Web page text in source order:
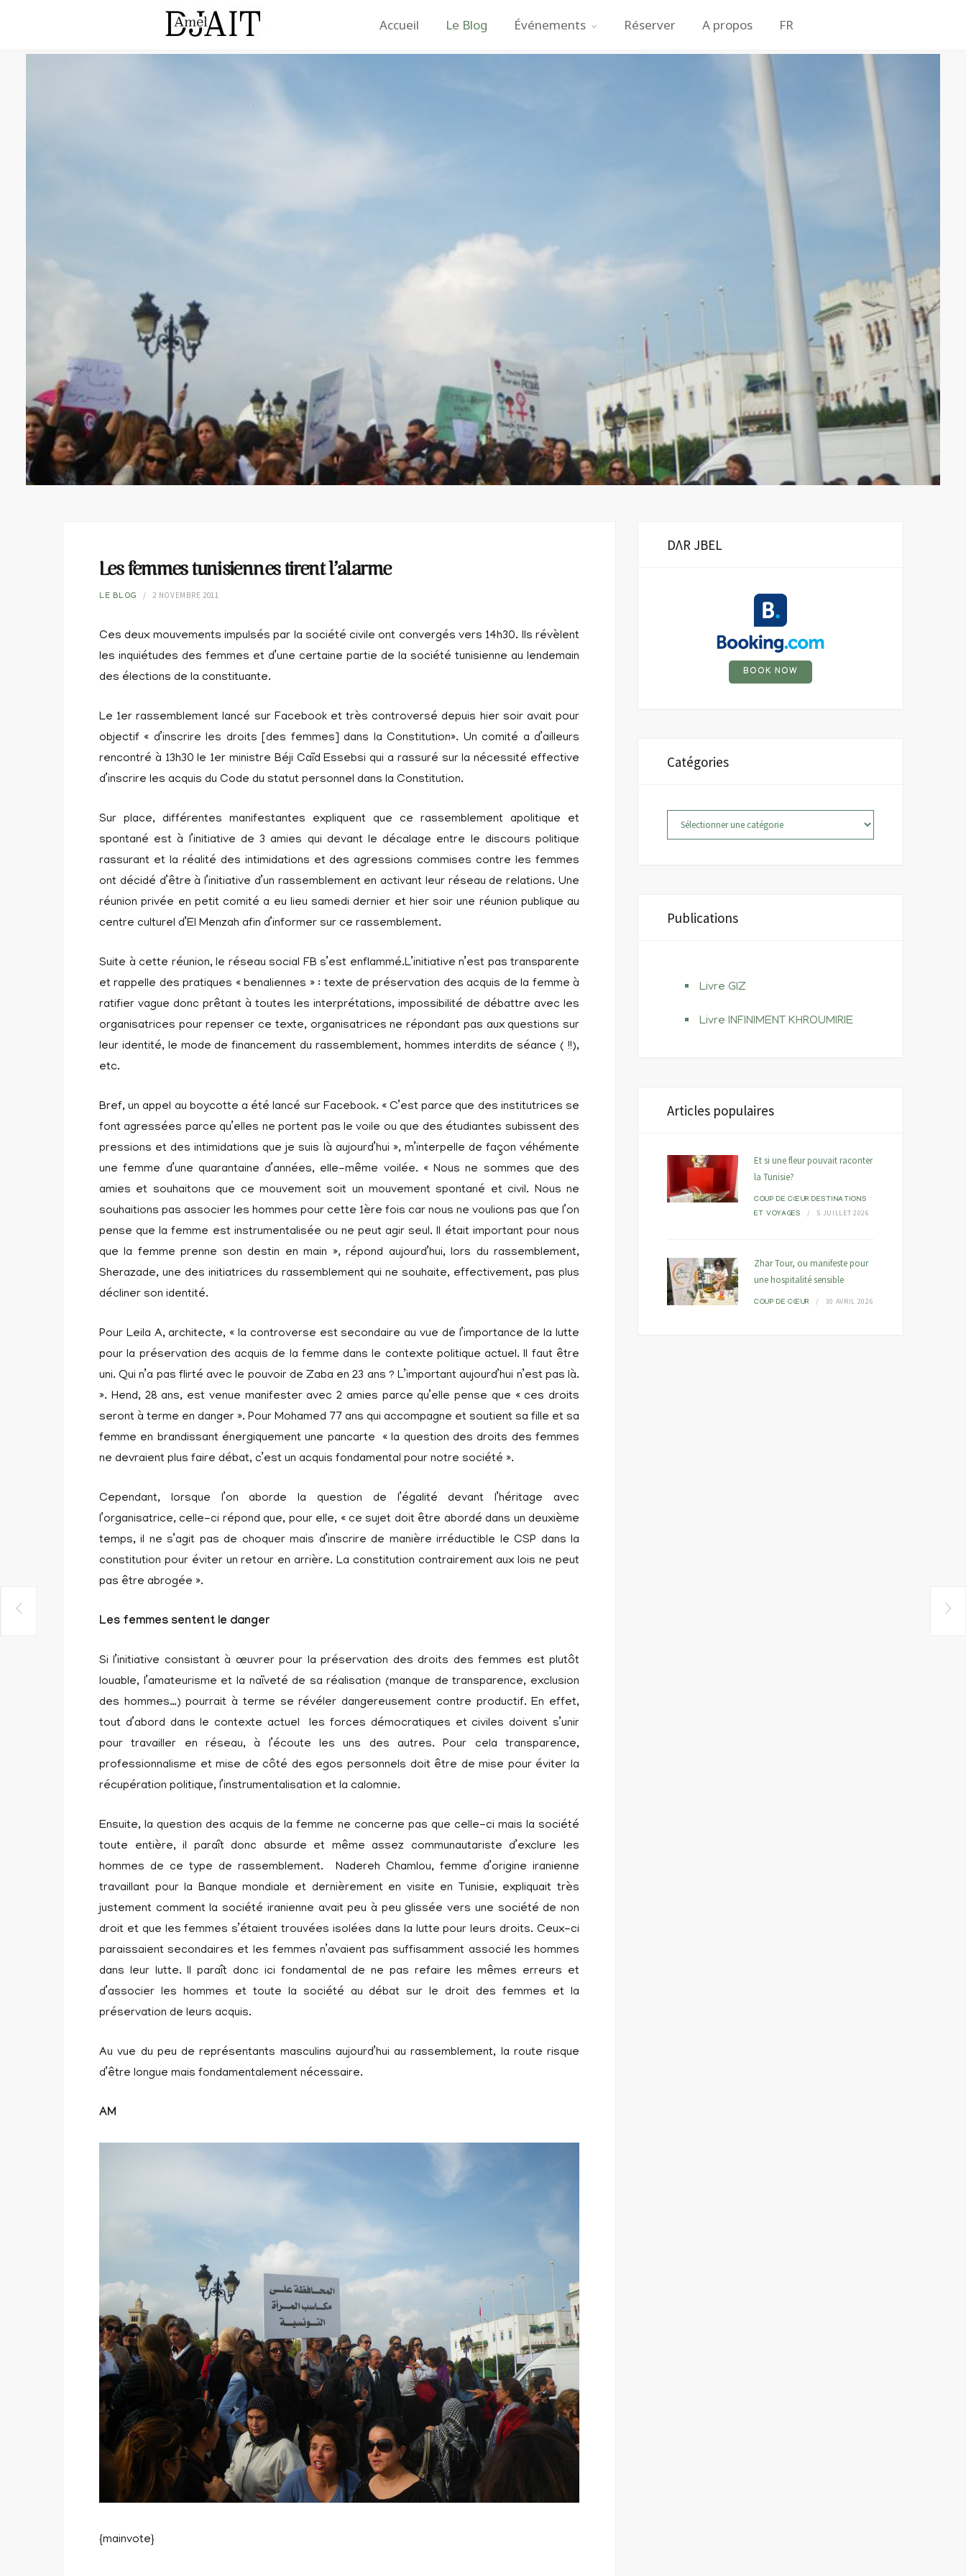
Accueil Le Blog Événements Réserver A propos FR
Les femmes tunisiennes tirent l’alarme
LE BLOG 2 NOVEMBRE 2011
Ces deux mouvements impulsés par la société civile ont convergés vers 14h30. Ils révèlent
les inquiétudes des femmes et d’une certaine partie de la société tunisienne au lendemain
des élections de la constituante.
Le 1er rassemblement lancé sur Facebook et très controversé depuis hier soir avait pour
objectif « d’inscrire les droits [des femmes] dans la Constitution». Un comité a d’ailleurs
rencontré à 13h30 le 1er ministre Béji Caïd Essebsi qui a rassuré sur la nécessité effective
d’inscrire les acquis du Code du statut personnel dans la Constitution.
Sur place, différentes manifestantes expliquent que ce rassemblement apolitique et
spontané est à l’initiative de 3 amies qui devant le décalage entre le discours politique
rassurant et la réalité des intimidations et des agressions commises contre les femmes
ont décidé d’être à l’initiative d’un rassemblement en activant leur réseau de relations. Une
réunion privée en petit comité a eu lieu samedi dernier et hier soir une réunion publique au
centre culturel d’El Menzah afin d’informer sur ce rassemblement.
Suite à cette réunion, le réseau social FB s’est enflammé.L’initiative n’est pas transparente
et rappelle des pratiques « benaliennes » : texte de préservation des acquis de la femme à
ratifier vague donc prêtant à toutes les interprétations, impossibilité de débattre avec les
organisatrices pour repenser ce texte, organisatrices ne répondant pas aux questions sur
leur identité, le mode de financement du rassemblement, hommes interdits de séance ( !!),
etc.
Bref, un appel au boycotte a été lancé sur Facebook. « C’est parce que des institutrices se
font agressées parce qu’elles ne portent pas le voile ou que des étudiantes subissent des
pressions et des intimidations que je suis là aujourd’hui », m’interpelle de façon véhémente
une femme d’une quarantaine d’années, elle-même voilée. « Nous ne sommes que des
amies et souhaitons que ce mouvement soit un mouvement spontané et civil. Nous ne
souhaitions pas associer les hommes pour cette 1ère fois car nous ne voulions pas que l’on
pense que la femme est instrumentalisée ou ne peut agir seul. Il était important pour nous
que la femme prenne son destin en main », répond aujourd’hui, lors du rassemblement,
Sherazade, une des initiatrices du rassemblement qui ne souhaite, effectivement, pas plus
décliner son identité.
Pour Leila A, architecte, « la controverse est secondaire au vue de l’importance de la lutte
pour la préservation des acquis de la femme dans le contexte politique actuel. Il faut être
uni. Qui n’a pas flirté avec le pouvoir de Zaba en 23 ans ? L’important aujourd’hui n’est pas là.
». Hend, 28 ans, est venue manifester avec 2 amies parce qu’elle pense que « ces droits
seront à terme en danger ». Pour Mohamed 77 ans qui accompagne et soutient sa fille et sa
femme en brandissant énergiquement une pancarte « la question des droits des femmes
ne devraient plus faire débat, c’est un acquis fondamental pour notre société ».
Cependant, lorsque l’on aborde la question de l’égalité devant l’héritage avec
l’organisatrice, celle-ci répond que, pour elle, « ce sujet doit être abordé dans un deuxième
temps, il ne s’agit pas de choquer mais d’inscrire de manière irréductible le CSP dans la
constitution pour éviter un retour en arrière. La constitution contrairement aux lois ne peut
pas être abrogée ».
Les femmes sentent le danger
Si l’initiative consistant à œuvrer pour la préservation des droits des femmes est plutôt
louable, l’amateurisme et la naïveté de sa réalisation (manque de transparence, exclusion
des hommes…) pourrait à terme se révéler dangereusement contre productif. En effet,
tout d’abord dans le contexte actuel les forces démocratiques et civiles doivent s’unir
pour travailler en réseau, à l’écoute les uns des autres. Pour cela transparence,
professionnalisme et mise de côté des egos personnels doit être de mise pour éviter la
récupération politique, l’instrumentalisation et la calomnie.
Ensuite, la question des acquis de la femme ne concerne pas que celle-ci mais la société
toute entière, il paraît donc absurde et même assez communautariste d’exclure les
hommes de ce type de rassemblement. Nadereh Chamlou, femme d’origine iranienne
travaillant pour la Banque mondiale et dernièrement en visite en Tunisie, expliquait très
justement comment la société iranienne avait peu à peu glissée vers une société de non
droit et que les femmes s’étaient trouvées isolées dans la lutte pour leurs droits. Ceux-ci
paraissaient secondaires et les femmes n’avaient pas suffisamment associé les hommes
dans leur lutte. Il paraît donc ici fondamental de ne pas refaire les mêmes erreurs et
d’associer les hommes et toute la société au débat sur le droit des femmes et la
préservation de leurs acquis.
Au vue du peu de représentants masculins aujourd’hui au rassemblement, la route risque
d’être longue mais fondamentalement nécessaire.
AM
{mainvote}
DΛR JBEL
BOOK NOW
Catégories
Catégories
Publications
Livre GIZ
Livre INFINIMENT KHROUMIRIE
Articles populaires
Et si une fleur pouvait raconter
la Tunisie?
COUP DE CŒUR DESTINATIONS
ET VOYAGES
5 JUILLET 2026
Zhar Tour, ou manifeste pour
une hospitalité sensible
COUP DE CŒUR 30 AVRIL 2026